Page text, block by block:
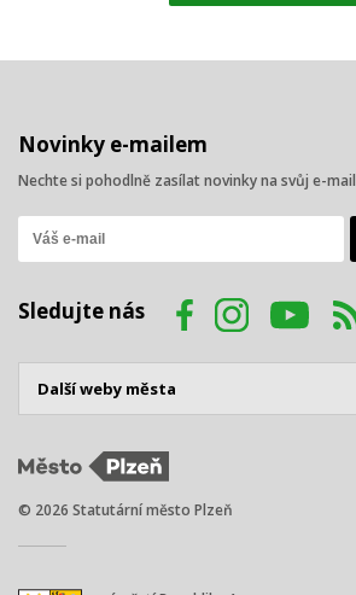
Novinky e-mailem
Nechte si pohodlně zasílat novinky na svůj e-mail
Sledujte nás
© 2026 Statutární město Plzeň